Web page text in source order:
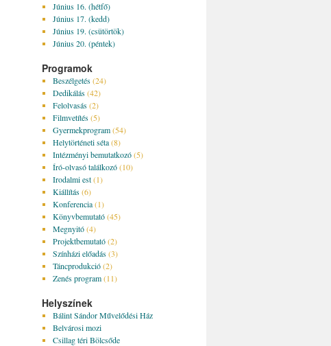
Június 16. (hétfő)
Június 17. (kedd)
Június 19. (csütörtök)
Június 20. (péntek)
Programok
Beszélgetés(24)
Dedikálás(42)
Felolvasás(2)
Filmvetítés(5)
Gyermekprogram(54)
Helytörténeti séta(8)
Intézményi bemutatkozó(5)
Író-olvasó találkozó(10)
Irodalmi est(1)
Kiállítás(6)
Konferencia(1)
Könyvbemutató(45)
Megnyitó(4)
Projektbemutató(2)
Színházi előadás(3)
Táncprodukció(2)
Zenés program(11)
Helyszínek
Bálint Sándor Művelődési Ház
Belvárosi mozi
Csillag téri Bölcsőde